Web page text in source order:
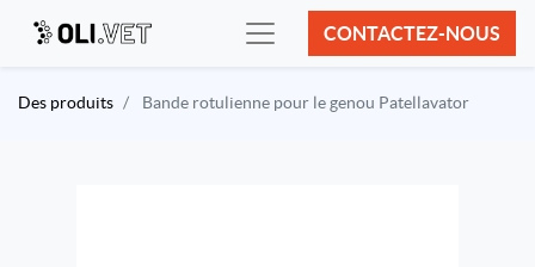
CONTACTEZ-NOUS
Des produits Bande rotulienne pour le genou Patellavator